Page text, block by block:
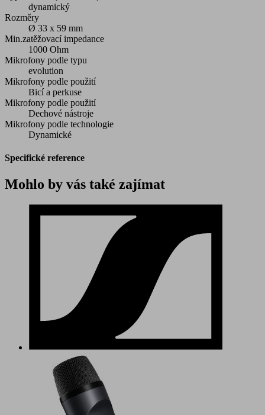
dynamický
Rozměry
Ø 33 x 59 mm
Min.zatěžovací impedance
1000 Ohm
Mikrofony podle typu
evolution
Mikrofony podle použití
Bicí a perkuse
Mikrofony podle použití
Dechové nástroje
Mikrofony podle technologie
Dynamické
Specifické reference
Mohlo by vás také zajímat